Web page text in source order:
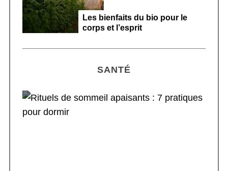
Les bienfaits du bio pour le
corps et l’esprit
SANTÉ